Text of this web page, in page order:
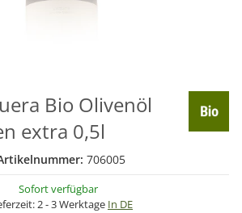
Bio Olivenöl
extra 0,5l
706005
Sofort verfügbar
2 - 3 Werktage In DE